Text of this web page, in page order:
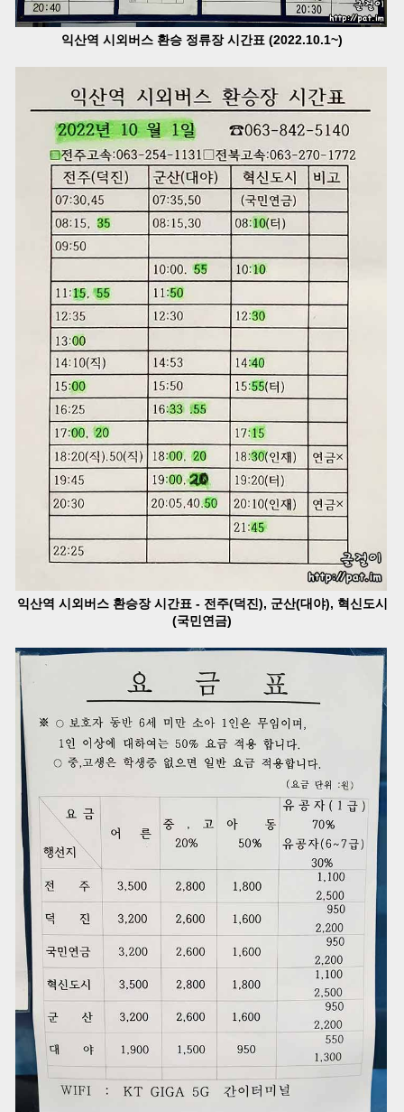
익산역 시외버스 환승 정류장 시간표 (2022.10.1~)
익산역 시외버스 환승장 시간표 - 전주(덕진), 군산(대야), 혁신도시
(국민연금)